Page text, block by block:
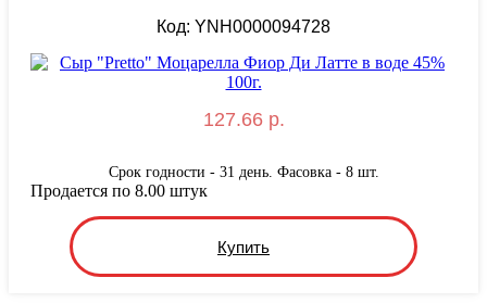
Код: YNН0000094728
127.66 р.
Срок годности - 31 день. Фасовка - 8 шт.
Купить
Продается по 8.00 штук